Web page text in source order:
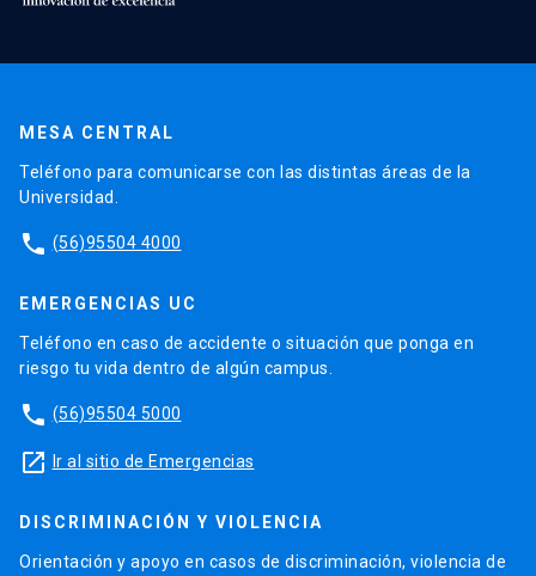
MESA CENTRAL
Teléfono para comunicarse con las distintas áreas de la
Universidad.
phone (56)95504 4000
EMERGENCIAS UC
Teléfono en caso de accidente o situación que ponga en
riesgo tu vida dentro de algún campus.
phone (56)95504 5000
launch Ir al sitio de Emergencias
DISCRIMINACIÓN Y VIOLENCIA
Orientación y apoyo en casos de discriminación, violencia de